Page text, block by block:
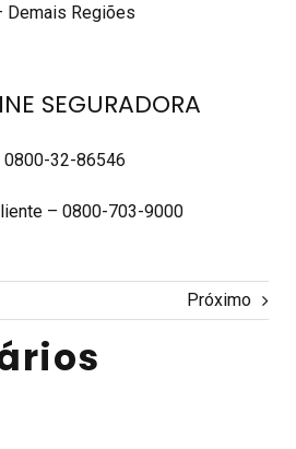
Regiões
SEGURADORA
32-86546
– 0800-703-9000
Próximo